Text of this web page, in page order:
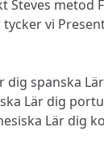
Steves metod
tycker vi
dig spanska
Lär dig
Lär dig